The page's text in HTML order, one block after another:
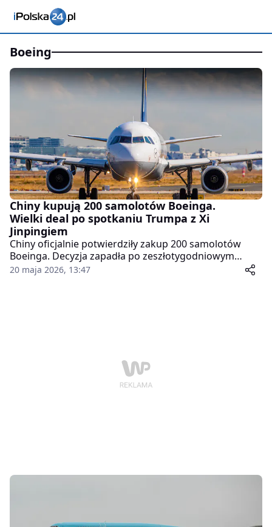
boeing
Chiny kupują 200 samolotów Boeinga.
Wielki deal po spotkaniu Trumpa z Xi
Jinpingiem
Chiny oficjalnie potwierdziły zakup 200 samolotów
Boeinga. Decyzja zapadła po zeszłotygodniowym
spotkaniu prezydenta USA Donalda Trumpa z chińskim
20 maja 2026, 13:47